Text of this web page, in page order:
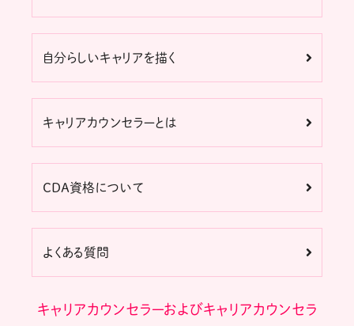
自分らしいキャリアを描く
キャリアカウンセラーとは
CDA資格について
よくある質問
キャリアカウンセラーおよびキャリアカウンセラ